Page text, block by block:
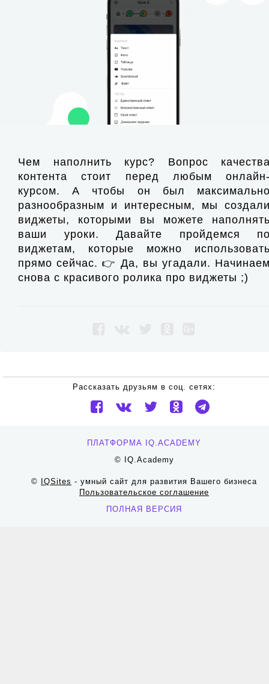
Чем наполнить курс? Вопрос
контента стоит перед любым
курсом. А чтобы он был
разнообразным и интересным, мы
виджеты, которыми вы можете
ваши уроки. Давайте пройдемся
виджетам, которые можно
прямо сейчас. 👉 Да, вы угадали.
снова с красивого ролика про виджеты ;)
Рассказать друзьям в соц. сетях:
ПЛАТФОРМА IQ.ACADEMY
© IQ.Academy
© IQSites - умный сайт для развития Вашего бизнеса
Пользовательское соглашение
ПОЛНАЯ ВЕРСИЯ